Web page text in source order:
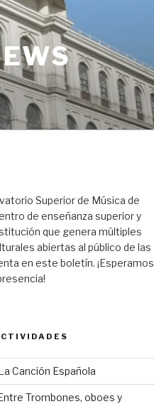
Superior de Música de
de enseñanza superior y
que genera múltiples
abiertas al público de las
en este boletín. ¡Esperamos
Canción Española
Trombones, oboes y